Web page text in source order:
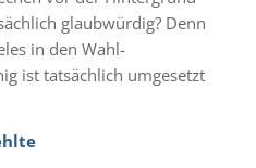
glaubwürdig? Denn
in den Wahl-
ist tatsächlich umgesetzt